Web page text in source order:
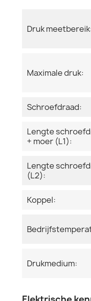
Druk
Maximale druk:
Schroefdraad:
Lengte
+ moer (L1):
Lengte
(L2):
Koppel:
Drukmedium: